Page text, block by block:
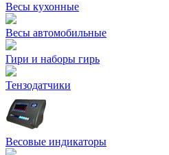
Весы кухонные
Весы автомобильные
Гири и наборы гирь
Тензодатчики
Весовые индикаторы